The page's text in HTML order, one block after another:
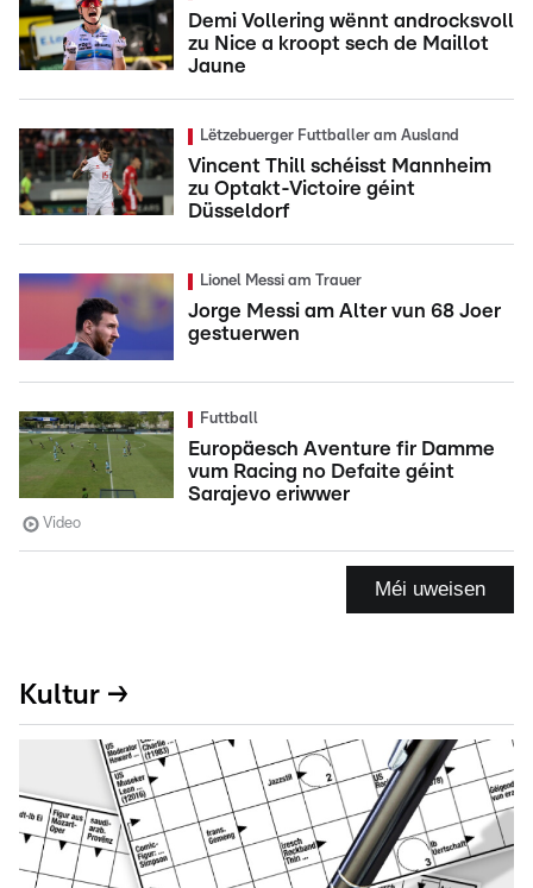
Demi Vollering wënnt androcksvoll
zu Nice a kroopt sech de Maillot
Jaune
Lëtzebuerger Futtballer am Ausland
Vincent Thill schéisst Mannheim
zu Optakt-Victoire géint
Düsseldorf
Lionel Messi am Trauer
Jorge Messi am Alter vun 68 Joer
gestuerwen
Futtball
Europäesch Aventure fir Damme
vum Racing no Defaite géint
Sarajevo eriwwer
Video
Méi uweisen
Kultur →